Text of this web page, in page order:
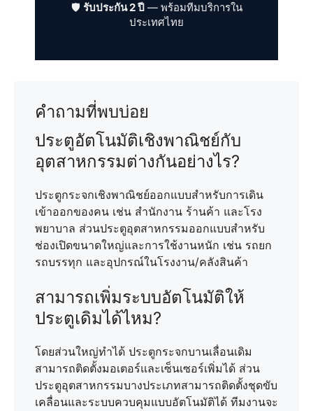
🛡️ รับประกัน 2 ปี — พร้อมทีมบริการใน
ประเทศไทย
คำถามที่พบบ่อย
ประตูอัตโนมัติเชิงพาณิชย์กับ
อุตสาหกรรมต่างกันอย่างไร?
ประตูกระจกเชิงพาณิชย์ออกแบบสำหรับการเดิน
เข้าออกของคน เช่น สำนักงาน ร้านค้า และโรง
พยาบาล ส่วนประตูอุตสาหกรรมออกแบบสำหรับ
ช่องเปิดขนาดใหญ่และการใช้งานหนัก เช่น รถยก
รถบรรทุก และอุปกรณ์ในโรงงาน/คลังสินค้า
สามารถเพิ่มระบบอัตโนมัติให้
ประตูเดิมได้ไหม?
โดยส่วนใหญ่ทำได้ ประตูกระจกบานเลื่อนเดิม
สามารถติดตั้งมอเตอร์และเซ็นเซอร์เพิ่มได้ ส่วน
ประตูอุตสาหกรรมบางประเภทสามารถติดตั้งชุดขับ
เคลื่อนและระบบควบคุมแบบอัตโนมัติได้ ทีมงานจะ